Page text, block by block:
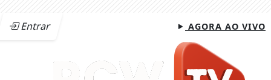
Entrar AGORA AO VIVO